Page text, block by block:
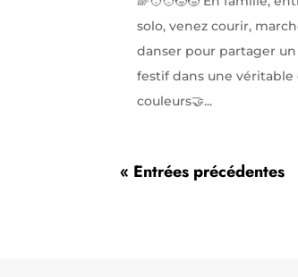
solo, venez courir,
danser pour partager
festif dans une véritable
couleurs🤝...
« Entrées précédentes